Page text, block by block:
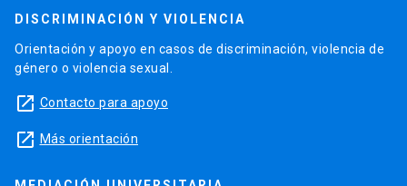
DISCRIMINACIÓN Y VIOLENCIA
Orientación y apoyo en casos de discriminación, violencia de
género o violencia sexual.
launch Contacto para apoyo
launch Más orientación